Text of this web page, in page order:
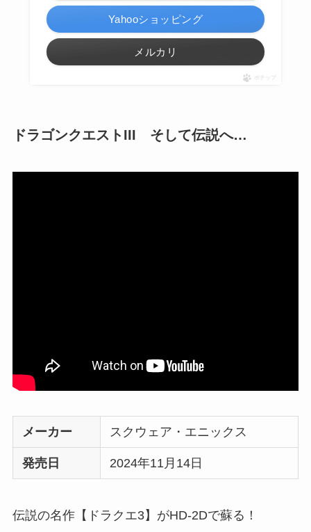
Yahooショッピング
メルカリ
ポチップ
ドラゴンクエストIII そして伝説へ…
メーカー スクウェア・エニックス
発売日 2024年11月14日
伝説の名作【ドラクエ3】がHD-2Dで蘇る！